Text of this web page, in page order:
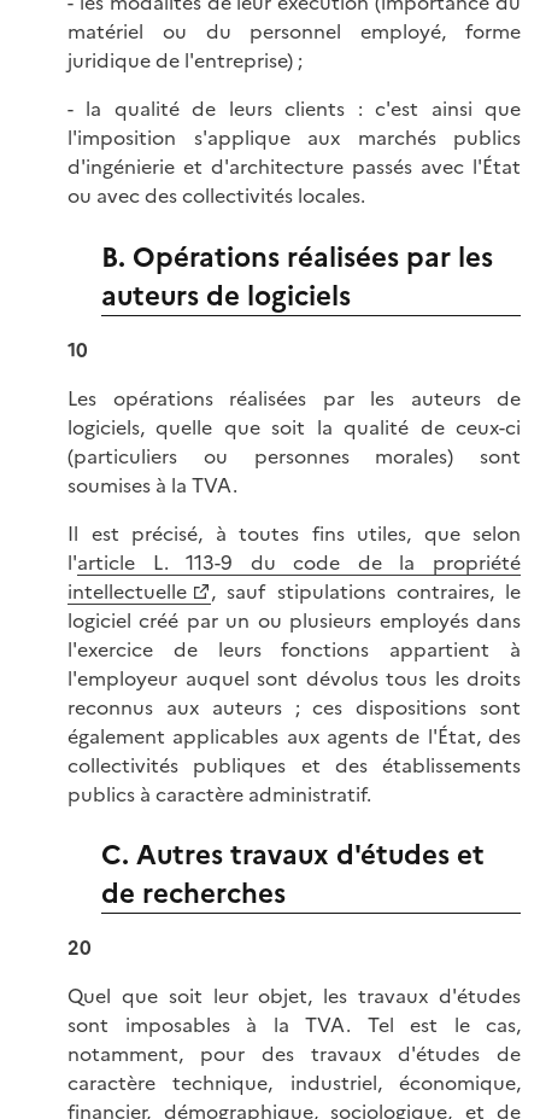
matériel ou du personnel employé, forme
juridique de l'entreprise) ;
- la qualité de leurs clients : c'est ainsi que
l'imposition s'applique aux marchés publics
d'ingénierie et d'architecture passés avec l'État
ou avec des collectivités locales.
B. Opérations réalisées par les
auteurs de logiciels
10
Les opérations réalisées par les auteurs de
logiciels, quelle que soit la qualité de ceux-ci
(particuliers ou personnes morales) sont
soumises à la TVA.
Il est précisé, à toutes fins utiles, que selon
l'article L. 113-9 du code de la propriété
intellectuelle
, sauf stipulations contraires, le
logiciel créé par un ou plusieurs employés dans
l'exercice de leurs fonctions appartient à
l'employeur auquel sont dévolus tous les droits
reconnus aux auteurs ; ces dispositions sont
également applicables aux agents de l'État, des
collectivités publiques et des établissements
publics à caractère administratif.
C. Autres travaux d'études et
de recherches
20
Quel que soit leur objet, les travaux d'études
sont imposables à la TVA. Tel est le cas,
notamment, pour des travaux d'études de
caractère technique, industriel, économique,
financier, démographique, sociologique, et de